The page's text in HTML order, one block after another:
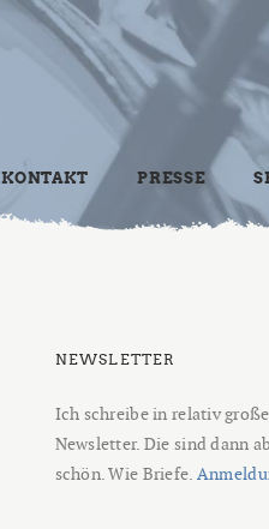
KONTAKT PRESSE
NEWSLETTER
Ich schreibe in relativ
Newsletter. Die sind dann
schön. Wie Briefe.